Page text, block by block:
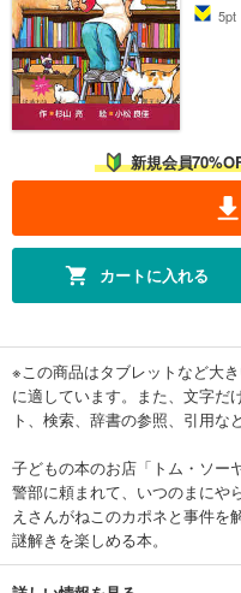
5pt
新規会員
カートに入れる
※この商品はタブレットなど大
に適しています。また、文字だ
ト、検索、辞書の参照、引用な
子どもの本のお店「トム・ソー
警部に頼まれて、いつのまに
えさんがねこのカポネと事件を
謎解きを楽しめる本。